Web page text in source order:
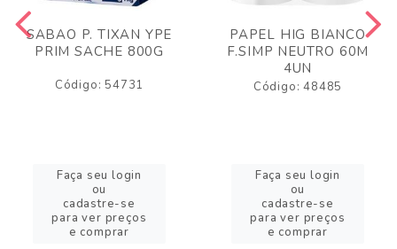
SABAO P. TIXAN YPE
PRIM SACHE 800G
Código: 54731
Faça seu login
ou
cadastre-se
para ver preços
e comprar
PAPEL HIG BIANCO
F.SIMP NEUTRO 60M
4UN
Código: 48485
Faça seu login
ou
cadastre-se
para ver preços
e comprar